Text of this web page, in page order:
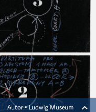
Autor ▪Ludwig Museum